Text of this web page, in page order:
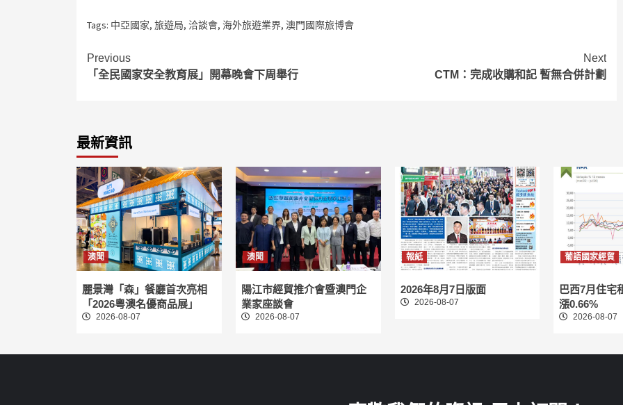
Tags: 中亞國家, 旅遊局, 洽談會, 海外旅遊業界, 澳門國際旅博會
Continue
Reading
Previous
「全民國家安全教育展」開幕晚會下周舉行
Next
CTM：完成收購和記 暫無合併計劃
最新資訊
澳聞
麗景灣「森」餐廳首次亮相
「2026粵澳名優商品展」
2026-08-07
澳聞
陽江市經貿推介會暨澳門企
業家座談會
2026-08-07
報紙
2026年8月7日版面
2026-08-07
葡語國家經貿
巴西7月住宅
漲0.66%
2026-08-07